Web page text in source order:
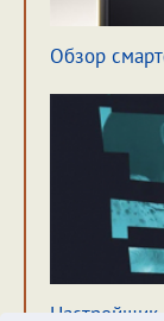
Обзор
Настройщик